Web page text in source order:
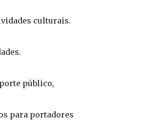
culturais.
público,
para portadores